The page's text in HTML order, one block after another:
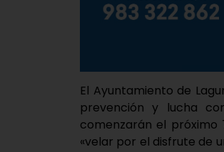
El Ayuntamiento de
prevención y lucha
comenzarán el próximo
«velar por el disfrute de